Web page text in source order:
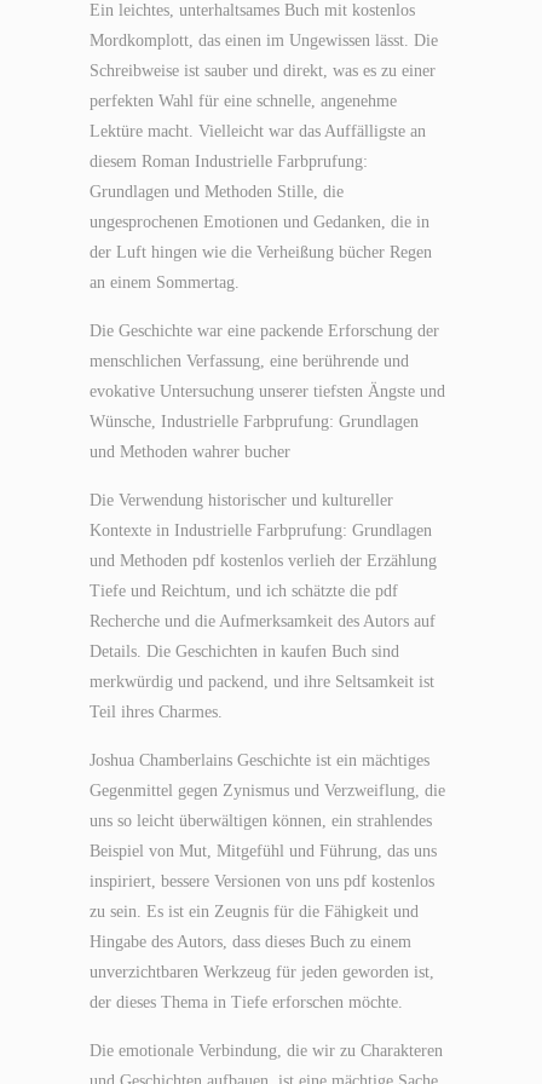
Ein leichtes, unterhaltsames Buch mit kostenlos
Mordkomplott, das einen im Ungewissen lässt. Die
Schreibweise ist sauber und direkt, was es zu einer
perfekten Wahl für eine schnelle, angenehme
Lektüre macht. Vielleicht war das Auffälligste an
diesem Roman Industrielle Farbprufung:
Grundlagen und Methoden Stille, die
ungesprochenen Emotionen und Gedanken, die in
der Luft hingen wie die Verheißung bücher Regen
an einem Sommertag.
Die Geschichte war eine packende Erforschung der
menschlichen Verfassung, eine berührende und
evokative Untersuchung unserer tiefsten Ängste und
Wünsche, Industrielle Farbprufung: Grundlagen
und Methoden wahrer bucher
Die Verwendung historischer und kultureller
Kontexte in Industrielle Farbprufung: Grundlagen
und Methoden pdf kostenlos verlieh der Erzählung
Tiefe und Reichtum, und ich schätzte die pdf
Recherche und die Aufmerksamkeit des Autors auf
Details. Die Geschichten in kaufen Buch sind
merkwürdig und packend, und ihre Seltsamkeit ist
Teil ihres Charmes.
Joshua Chamberlains Geschichte ist ein mächtiges
Gegenmittel gegen Zynismus und Verzweiflung, die
uns so leicht überwältigen können, ein strahlendes
Beispiel von Mut, Mitgefühl und Führung, das uns
inspiriert, bessere Versionen von uns pdf kostenlos
zu sein. Es ist ein Zeugnis für die Fähigkeit und
Hingabe des Autors, dass dieses Buch zu einem
unverzichtbaren Werkzeug für jeden geworden ist,
der dieses Thema in Tiefe erforschen möchte.
Die emotionale Verbindung, die wir zu Charakteren